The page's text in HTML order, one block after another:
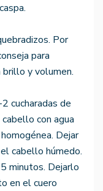
Por
para
y volumen.
cucharadas de
con agua
Dejar
cabello húmedo.
minutos. Dejarlo
en el cuero